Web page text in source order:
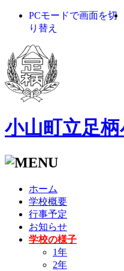
PCモードで画面を切
り替え
小山町立足
ホーム
学校概要
行事予定
お知らせ
学校の様子
1年
2年